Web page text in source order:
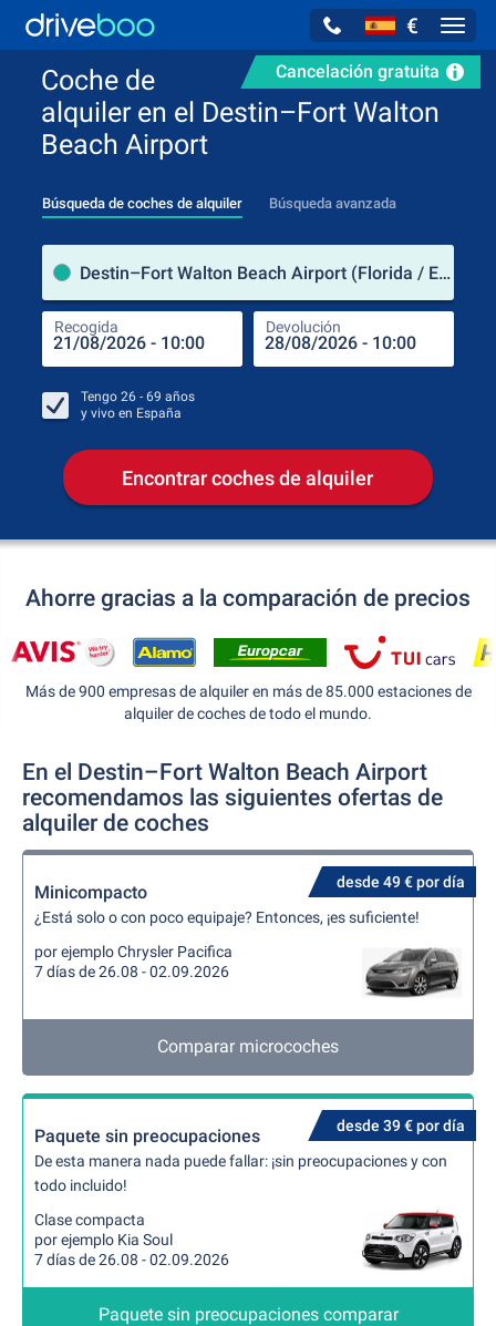
€
Cancelación gratuita
Coche de
alquiler en el Destin–Fort Walton
Beach Airport
Búsqueda de coches de alquiler Búsqueda avanzada
Destin–Fort Walton Beach Airport (Florida / Estados Unidos de América)
Recogida Devolución
Tengo 26 - 69 años
y vivo en España
Encontrar coches de alquiler
Ahorre gracias a la comparación de precios
Más de 900 empresas de alquiler en más de 85.000 estaciones de
alquiler de coches de todo el mundo.
En el Destin–Fort Walton Beach Airport
recomendamos las siguientes ofertas de
alquiler de coches
desde 49 € por día
Minicompacto
¿Está solo o con poco equipaje? Entonces, ¡es suficiente!
por ejemplo Chrysler Pacifica
7 días de 26.08 - 02.09.2026
Comparar microcoches
desde 39 € por día
Paquete sin preocupaciones
De esta manera nada puede fallar: ¡sin preocupaciones y con
todo incluido!
Clase compacta
por ejemplo Kia Soul
7 días de 26.08 - 02.09.2026
Paquete sin preocupaciones comparar